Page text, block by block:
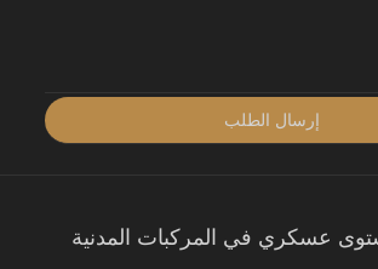
عسكري في المركبات المدنية